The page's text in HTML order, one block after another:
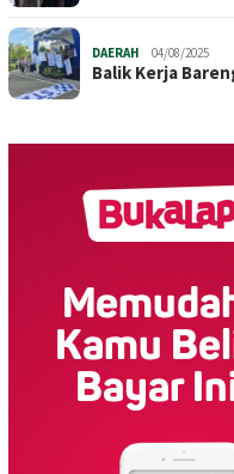
DAERAH 04/08/2025
Balik Kerja